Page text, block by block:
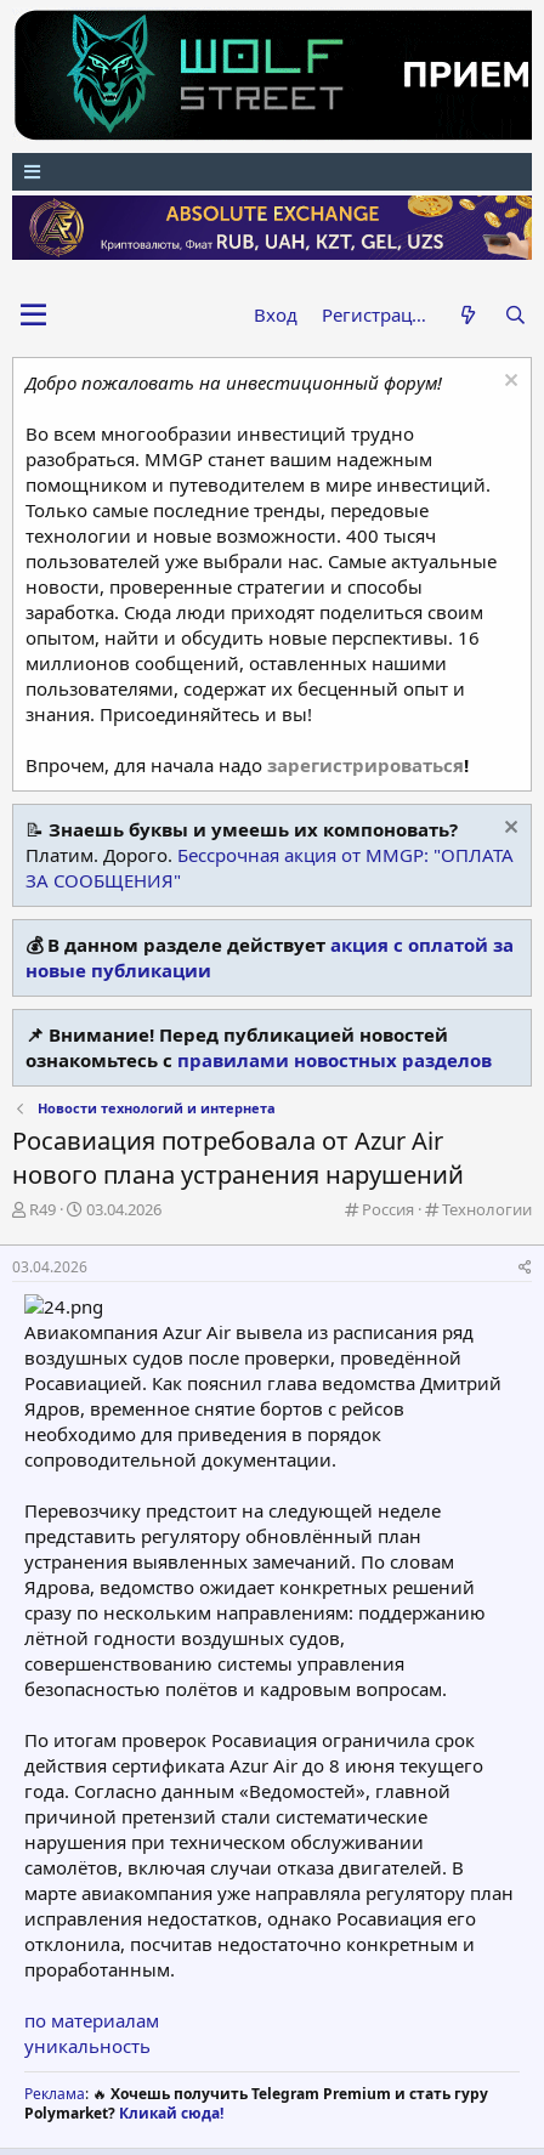
Вход Регистрация
Добро пожаловать на инвестиционный форум!
Во всем многообразии инвестиций трудно
разобраться. MMGP станет вашим надежным
помощником и путеводителем в мире инвестиций.
Только самые последние тренды, передовые
технологии и новые возможности. 400 тысяч
пользователей уже выбрали нас. Самые актуальные
новости, проверенные стратегии и способы
заработка. Сюда люди приходят поделиться своим
опытом, найти и обсудить новые перспективы. 16
миллионов сообщений, оставленных нашими
пользователями, содержат их бесценный опыт и
знания. Присоединяйтесь и вы!
Впрочем, для начала надо зарегистрироваться!
📝 Знаешь буквы и умеешь их компоновать?
Платим. Дорого. Бессрочная акция от MMGP: "ОПЛАТА
ЗА СООБЩЕНИЯ"
💰 В данном разделе действует акция с оплатой за
новые публикации
📌 Внимание! Перед публикацией новостей
ознакомьтесь с правилами новостных разделов
Новости технологий и интернета
Росавиация потребовала от Azur Air
нового плана устранения нарушений
К
т
р
и
я
Россия
К
т
р
и
я
Технологии
А
т
о
р
т
е
м
ы
R49
Д
т
а
а
ч
а
л
а
03.04.2026
03.04.2026
Авиакомпания Azur Air вывела из расписания ряд
воздушных судов после проверки, проведённой
Росавиацией. Как пояснил глава ведомства Дмитрий
Ядров, временное снятие бортов с рейсов
необходимо для приведения в порядок
сопроводительной документации.
Перевозчику предстоит на следующей неделе
представить регулятору обновлённый план
устранения выявленных замечаний. По словам
Ядрова, ведомство ожидает конкретных решений
сразу по нескольким направлениям: поддержанию
лётной годности воздушных судов,
совершенствованию системы управления
безопасностью полётов и кадровым вопросам.
По итогам проверок Росавиация ограничила срок
действия сертификата Azur Air до 8 июня текущего
года. Согласно данным «Ведомостей», главной
причиной претензий стали систематические
нарушения при техническом обслуживании
самолётов, включая случаи отказа двигателей. В
марте авиакомпания уже направляла регулятору план
исправления недостатков, однако Росавиация его
отклонила, посчитав недостаточно конкретным и
проработанным.
по материалам
уникальность
Реклама: 🔥 Хочешь получить Telegram Premium и стать гуру
Polymarket? Кликай сюда!